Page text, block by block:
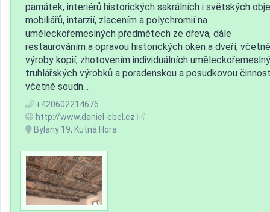
památek, interiérů historických sakrálních i světských
mobiliářů, intarzií, zlacením a polychromií na
uměleckořemeslných předmětech ze dřeva, dále
restaurováním a opravou historických oken a dveří, včetně
výroby kopií, zhotovením individuálních
truhlářských výrobků a poradenskou a posudkovou
včetně soudn...
+420602214676
http://www.daniel-ebel.cz
Bylany 19, Kutná Hora